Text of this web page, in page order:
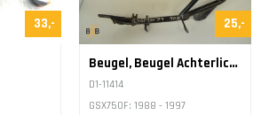
33,- 25,-
Beugel, Beugel Achterlicht
D1-11414
GSX750F: 1988 - 1997